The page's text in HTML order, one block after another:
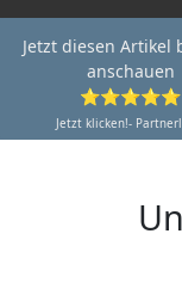
Jetzt diesen Artikel
anschauen
⭐⭐⭐⭐⭐
Jetzt klicken!-